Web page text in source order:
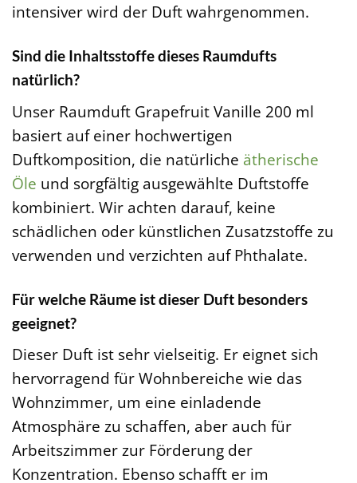
intensiver wird der Duft wahrgenommen.
Sind die Inhaltsstoffe dieses Raumdufts
natürlich?
Unser Raumduft Grapefruit Vanille 200 ml
basiert auf einer hochwertigen
Duftkomposition, die natürliche ätherische
Öle und sorgfältig ausgewählte Duftstoffe
kombiniert. Wir achten darauf, keine
schädlichen oder künstlichen Zusatzstoffe zu
verwenden und verzichten auf Phthalate.
Für welche Räume ist dieser Duft besonders
geeignet?
Dieser Duft ist sehr vielseitig. Er eignet sich
hervorragend für Wohnbereiche wie das
Wohnzimmer, um eine einladende
Atmosphäre zu schaffen, aber auch für
Arbeitszimmer zur Förderung der
Konzentration. Ebenso schafft er im